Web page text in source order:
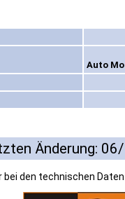
Auto
Änderung:
bei den technischen